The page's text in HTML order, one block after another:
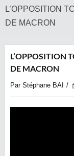
L’OPPOSITION
DE MACRON
L’OPPOSITION
DE MACRON
Par Stéphane BAI